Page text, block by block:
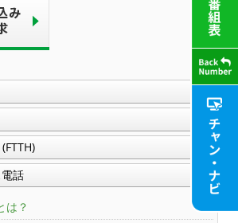
話
は？
え